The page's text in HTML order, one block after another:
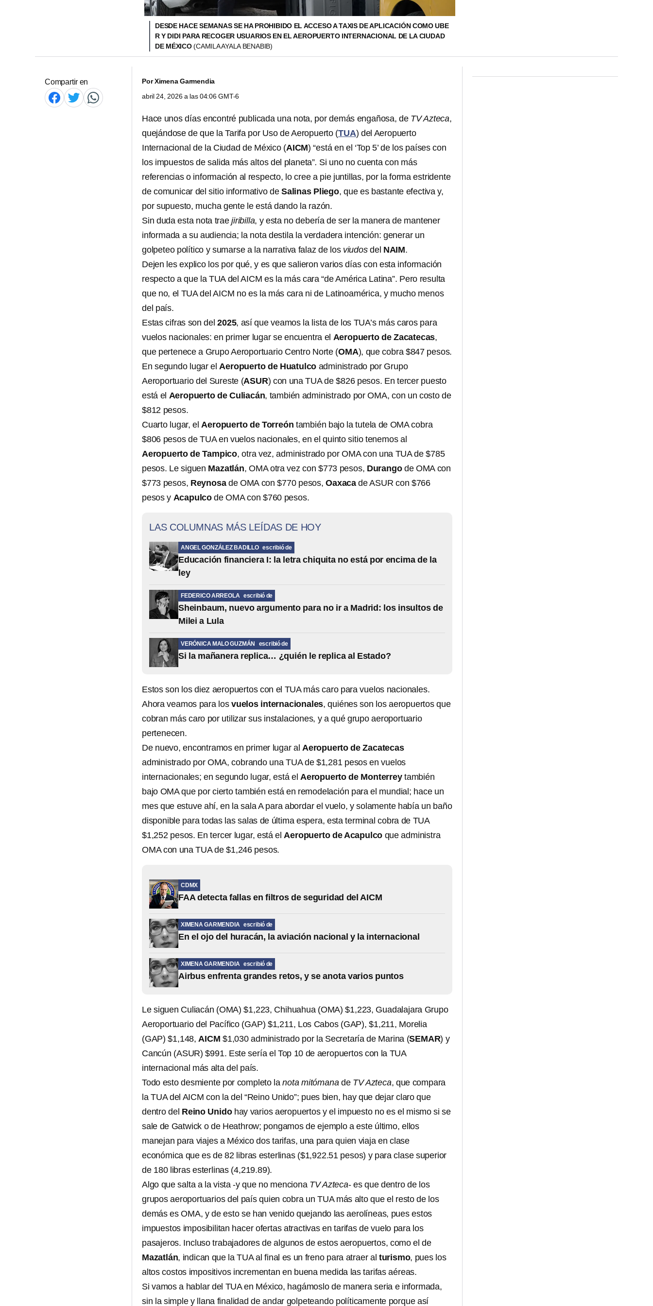
DESDE HACE SEMANAS SE HA PROHIBIDO EL ACCESO A TAXIS DE APLICACIÓN COMO UBE
R Y DIDI PARA RECOGER USUARIOS EN EL AEROPUERTO INTERNACIONAL DE LA CIUDAD
DE MÉXICO(CAMILA AYALA BENABIB)
Compartir en PorXimena Garmendia
abril 24, 2026 a las 04:06 GMT-6
Hace unos días encontré publicada una nota, por demás engañosa, de TV Azteca,
quejándose de que la Tarifa por Uso de Aeropuerto (TUA) del Aeropuerto
Internacional de la Ciudad de México (AICM) “está en el ‘Top 5’ de los países con
los impuestos de salida más altos del planeta”. Si uno no cuenta con más
referencias o información al respecto, lo cree a pie juntillas, por la forma estridente
de comunicar del sitio informativo de Salinas Pliego, que es bastante efectiva y,
por supuesto, mucha gente le está dando la razón.
Sin duda esta nota traejiribilla, y esta no debería de ser la manera de mantener
informada a su audiencia; la nota destila la verdadera intención: generar un
golpeteo político y sumarse a la narrativa falaz de los viudosdel NAIM.
Dejen les explico los por qué, y es que salieron varios días con esta información
respecto a que la TUA del AICM es la más cara “de América Latina”. Pero resulta
que no, el TUA del AICM no es la más cara ni de Latinoamérica, y mucho menos
del país.
Estas cifras son del2025, así que veamos la lista de los TUA’s más caros para
vuelos nacionales: en primer lugar se encuentra el Aeropuerto de Zacatecas,
que pertenece a Grupo Aeroportuario Centro Norte (OMA), que cobra $847 pesos.
En segundo lugar elAeropuerto de Huatulco administrado por Grupo
Aeroportuario del Sureste (ASUR) con una TUA de $826 pesos. En tercer puesto
está el Aeropuerto de Culiacán, también administrado por OMA, con un costo de
$812 pesos.
Cuarto lugar, elAeropuerto de Torreón también bajo la tutela de OMA cobra
$806 pesos de TUA en vuelos nacionales, en el quinto sitio tenemos al
Aeropuerto de Tampico, otra vez, administrado por OMA con una TUA de $785
pesos. Le siguen Mazatlán, OMA otra vez con $773 pesos, Durangode OMA con
$773 pesos, Reynosade OMA con $770 pesos,Oaxaca de ASUR con $766
pesos y Acapulco de OMA con $760 pesos.
LAS COLUMNAS MÁS LEÍDAS DE HOY
ANGEL GONZÁLEZ BADILLO escribió de
Educación financiera I: la letra chiquita no está por encima de la
ley
FEDERICO ARREOLA escribió de
Sheinbaum, nuevo argumento para no ir a Madrid: los insultos de
Milei a Lula
VERÓNICA MALO GUZMÁN escribió de
Si la mañanera replica… ¿quién le replica al Estado?
Estos son los diez aeropuertos con el TUA más caro para vuelos nacionales.
Ahora veamos para losvuelos internacionales, quiénes son los aeropuertos que
cobran más caro por utilizar sus instalaciones, y a qué grupo aeroportuario
pertenecen.
De nuevo, encontramos en primer lugar al Aeropuerto de Zacatecas
administrado por OMA, cobrando una TUA de $1,281 pesos en vuelos
internacionales; en segundo lugar, está el Aeropuerto de Monterrey también
bajo OMA que por cierto también está en remodelación para el mundial; hace un
mes que estuve ahí, en la sala A para abordar el vuelo, y solamente había un baño
disponible para todas las salas de última espera, esta terminal cobra de TUA
$1,252 pesos. En tercer lugar, está elAeropuerto de Acapulco que administra
OMA con una TUA de $1,246 pesos.
CDMX
FAA detecta fallas en filtros de seguridad del AICM
XIMENA GARMENDIA escribió de
En el ojo del huracán, la aviación nacional y la internacional
XIMENA GARMENDIA escribió de
Airbus enfrenta grandes retos, y se anota varios puntos
Le siguen Culiacán (OMA) $1,223, Chihuahua (OMA) $1,223, Guadalajara Grupo
Aeroportuario del Pacífico (GAP) $1,211, Los Cabos (GAP), $1,211, Morelia
(GAP) $1,148,AICM$1,030 administrado por la Secretaría de Marina (SEMAR) y
Cancún (ASUR) $991. Este sería el Top 10 de aeropuertos con la TUA
internacional más alta del país.
Todo esto desmiente por completo la nota mitómana de TV Azteca, que compara
la TUA del AICM con la del “Reino Unido”; pues bien, hay que dejar claro que
dentro del Reino Unidohay varios aeropuertos y el impuesto no es el mismo si se
sale de Gatwick o de Heathrow; pongamos de ejemplo a este último, ellos
manejan para viajes a México dos tarifas, una para quien viaja en clase
económica que es de 82 libras esterlinas ($1,922.51 pesos) y para clase superior
de 180 libras esterlinas (4,219.89).
Algo que salta a la vista -y que no menciona TV Azteca- es que dentro de los
grupos aeroportuarios del país quien cobra un TUA más alto que el resto de los
demás es OMA, y de esto se han venido quejando las aerolíneas, pues estos
impuestos imposibilitan hacer ofertas atractivas en tarifas de vuelo para los
pasajeros. Incluso trabajadores de algunos de estos aeropuertos, como el de
Mazatlán, indican que la TUA al final es un freno para atraer al turismo, pues los
altos costos impositivos incrementan en buena medida las tarifas aéreas.
Si vamos a hablar del TUA en México, hagámoslo de manera seria e informada,
sin la simple y llana finalidad de andar golpeteando políticamente porque así